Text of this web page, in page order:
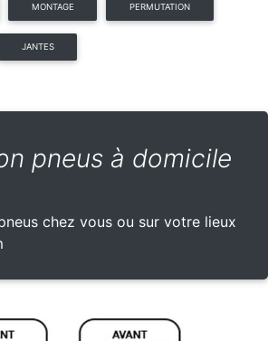
MONTAGE PERMUTATION
JANTES
pneus à domicile
chez vous ou sur votre lieux